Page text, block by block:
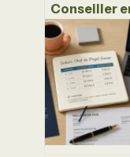
Conseiller
innovation :
comment
idées en
rentables